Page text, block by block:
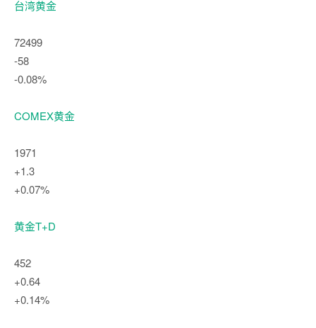
台湾黄金
72499
-58
-0.08%
COMEX黄金
1971
+1.3
+0.07%
黄金T+D
452
+0.64
+0.14%